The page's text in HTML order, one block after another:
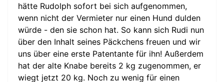
hätte Rudolph sofort bei sich aufgenommen,
wenn nicht der Vermieter nur einen Hund dulden
würde - den sie schon hat. So kann sich Rudi nun
über den Inhalt seines Päckchens freuen und wir
uns über eine erste Patentante für ihn! Außerdem
hat der alte Knabe bereits 2 kg zugenommen, er
wiegt jetzt 20 kg. Noch zu wenig für einen